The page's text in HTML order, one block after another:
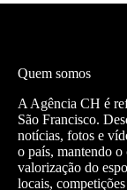
Quem somos
A Agência CH é
São Francisco.
notícias, fotos e
o país, mantendo
valorização do
locais,